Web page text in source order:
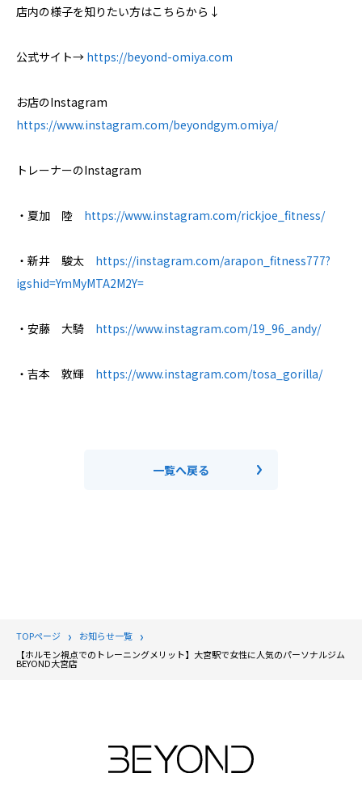
店内の様子を知りたい方はこちらから↓
公式サイト→ https://beyond-omiya.com
お店のInstagram
https://www.instagram.com/beyondgym.omiya/
トレーナーのInstagram
・夏加 陸 https://www.instagram.com/rickjoe_fitness/
・新井 駿太 https://instagram.com/arapon_fitness777?
igshid=YmMyMTA2M2Y=
・安藤 大騎 https://www.instagram.com/19_96_andy/
・吉本 敦輝 https://www.instagram.com/tosa_gorilla/
一覧へ戻る
TOPページ
お知らせ一覧
【ホルモン視点でのトレーニングメリット】大宮駅で女性に人気のパーソナルジム
BEYOND大宮店